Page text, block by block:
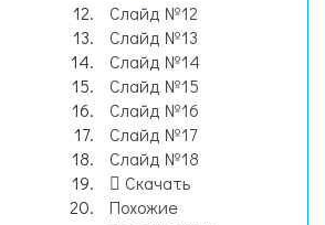
Слайд №12
Слайд №13
Слайд №14
Слайд №15
Слайд №16
Слайд №17
Слайд №18
Скачать
Похожие